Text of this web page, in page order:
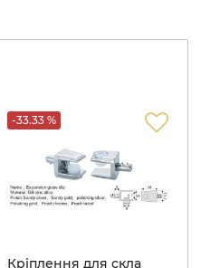
-33.33 %
Кріплення для скла